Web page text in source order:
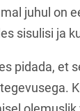
juhul on
sisulisi ja
pidada, et